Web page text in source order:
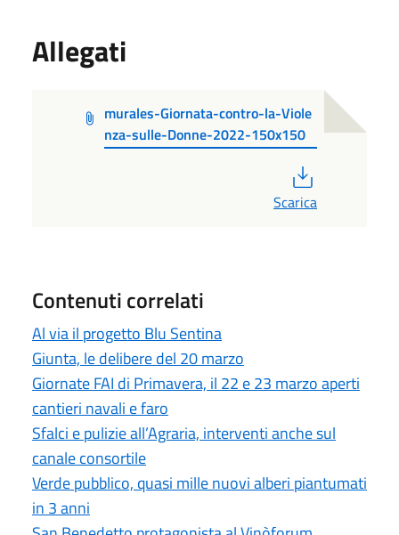
Allegati
murales-Giornata-contro-la-Viole
nza-sulle-Donne-2022-150x150
Scarica
Contenuti correlati
Al via il progetto Blu Sentina
Giunta, le delibere del 20 marzo
Giornate FAI di Primavera, il 22 e 23 marzo aperti
cantieri navali e faro
Sfalci e pulizie all’Agraria, interventi anche sul
canale consortile
Verde pubblico, quasi mille nuovi alberi piantumati
in 3 anni